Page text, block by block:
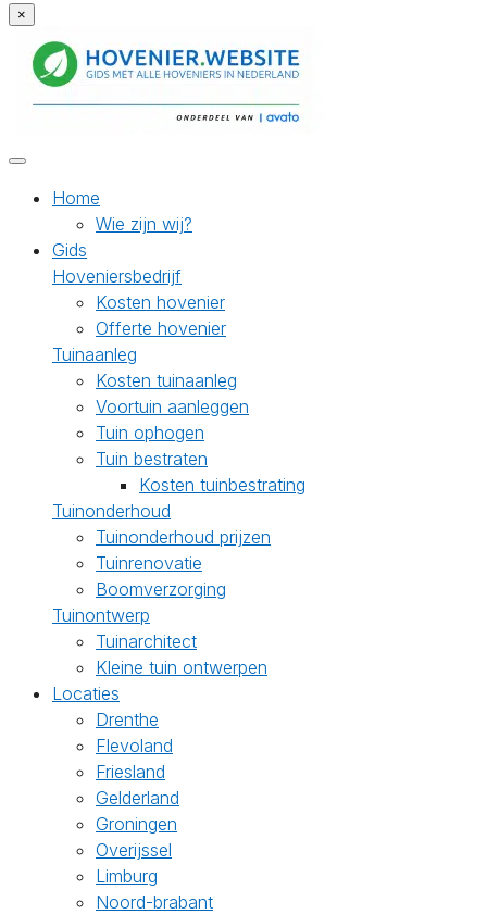
×
Home
Wie zijn wij?
Gids
Hoveniersbedrijf
Kosten hovenier
Offerte hovenier
Tuinaanleg
Kosten tuinaanleg
Voortuin aanleggen
Tuin ophogen
Tuin bestraten
Kosten tuinbestrating
Tuinonderhoud
Tuinonderhoud prijzen
Tuinrenovatie
Boomverzorging
Tuinontwerp
Tuinarchitect
Kleine tuin ontwerpen
Locaties
Drenthe
Flevoland
Friesland
Gelderland
Groningen
Overijssel
Limburg
Noord-brabant